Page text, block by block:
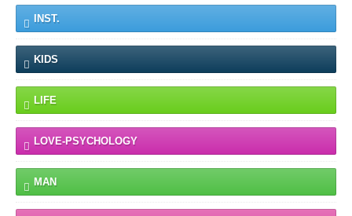
INST.
KIDS
LIFE
LOVE-PSYCHOLOGY
MAN